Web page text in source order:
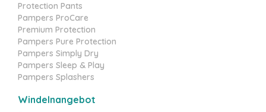
Protection Pants
Pampers ProCare
Premium Protection
Pampers Pure Protection
Pampers Simply Dry
Pampers Sleep & Play
Pampers Splashers
Windelnangebot